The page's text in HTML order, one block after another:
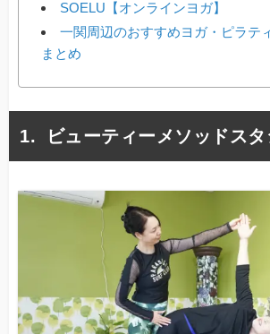
SOELU【オンラインヨガ】
一関周辺のおすすめヨガ・ピラテ
まとめ
ビューティーメソッドス